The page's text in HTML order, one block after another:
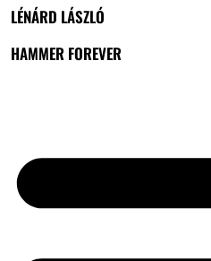
LÉNÁRD LÁSZLÓ
HAMMER FOREVER